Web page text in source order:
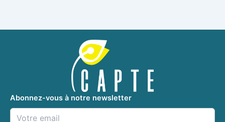
Abonnez-vous à notre newsletter